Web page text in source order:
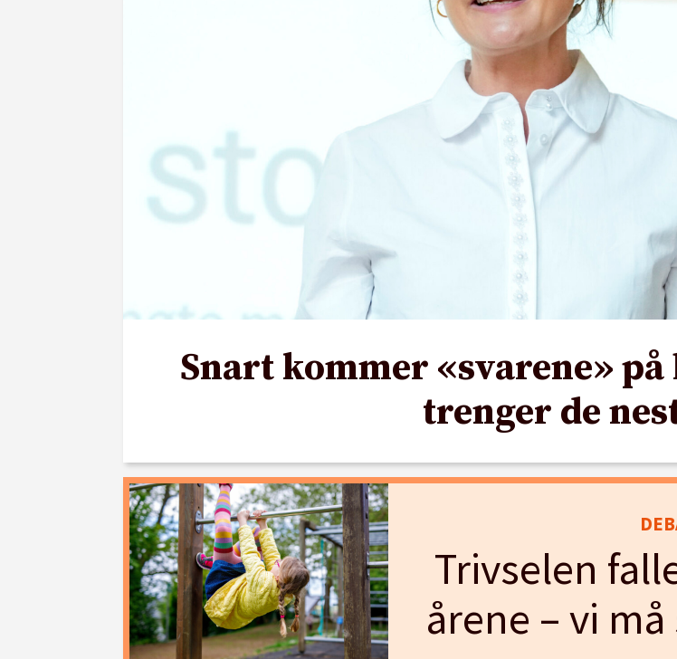
Snart kommer «svarene» på
trenger de
Trivselen
årene – vi